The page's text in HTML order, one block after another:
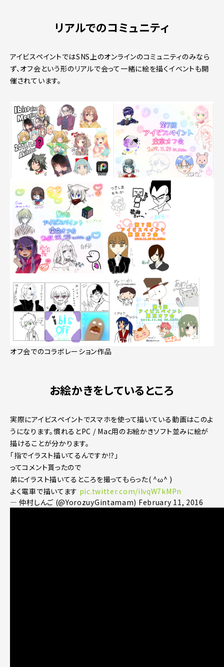
リアルでのコミュニティ
アイビスペイントではSNS上のオンラインのコミュニティのみなら
ず、オフ会という形のリアルで会って一緒に絵を描くイベントも開
催されています。
オフ会でのコラボレーション作品
お絵かきをしているところ
実際にアイビスペイントでスマホを使って描いている動画はこのよ
うになります。慣れるとPC / Mac用のお絵かきソフト並みに絵が
描けることが分かります。
「指でイラスト描いてるんですか⁉︎」
ってコメント貰ったので
弟にイラスト描いてるところを撮ってもらった( ^ω^ )
よく電車で描いてます pic.twitter.com/ilvqW7kMPn
— 仲村しんご (@YorozuyGintamam) February 11, 2016